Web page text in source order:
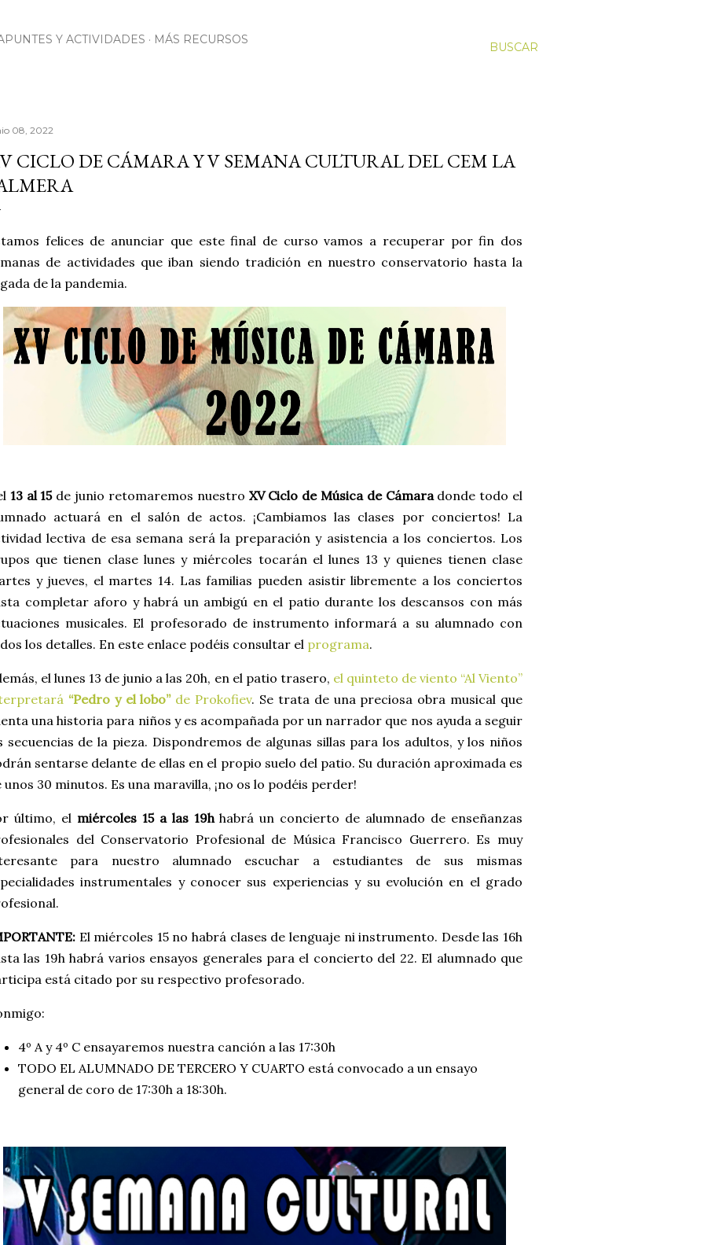
BUSCAR
Y ACTIVIDADES MÁS RECURSOS
08, 2022
CICLO DE CÁMARA Y V SEMANA CULTURAL DEL CEM LA
felices de anunciar que este final de curso vamos a recuperar por fin dos
de actividades que iban siendo tradición en nuestro conservatorio hasta la
de la pandemia.
13 al 15de junio retomaremos nuestro XV Ciclo de Música de Cámaradonde todo el
actuará en el salón de actos. ¡Cambiamos las clases por conciertos! La
lectiva de esa semana será la preparación y asistencia a los conciertos. Los
que tienen clase lunes y miércoles tocarán el lunes 13 y quienes tienen clase
y jueves, el martes 14. Las familias pueden asistir libremente a los conciertos
completar aforo y habrá un ambigú en el patio durante los descansos con más
musicales. El profesorado de instrumento informará a su alumnado con
los detalles. En este enlace podéis consultar el programa.
el lunes 13 de junio a las 20h, en el patio trasero, el quinteto de viento “Al Viento”
“Pedro y el lobo”de Prokofiev. Se trata de una preciosa obra musical que
una historia para niños y es acompañada por un narrador que nos ayuda a seguir
secuencias de la pieza. Dispondremos de algunas sillas para los adultos, y los niños
sentarse delante de ellas en el propio suelo del patio. Su duración aproximada es
unos 30 minutos. Es una maravilla, ¡no os lo podéis perder!
último, el miércoles 15 a las 19hhabrá un concierto de alumnado de enseñanzas
del Conservatorio Profesional de Música Francisco Guerrero. Es muy
para nuestro alumnado escuchar a estudiantes de sus mismas
instrumentales y conocer sus experiencias y su evolución en el grado
El miércoles 15 no habrá clases de lenguaje ni instrumento. Desde las 16h
las 19h habrá varios ensayos generales para el concierto del 22. El alumnado que
está citado por su respectivo profesorado.
4º A y 4º C ensayaremos nuestra canción a las 17:30h
TODO EL ALUMNADO DE TERCERO Y CUARTO está convocado a un ensayo
general de coro de 17:30h a 18:30h.